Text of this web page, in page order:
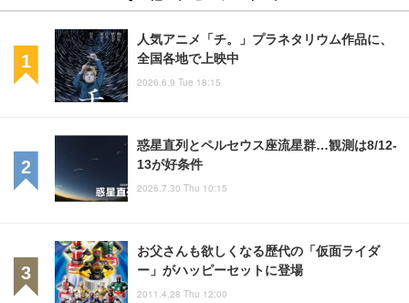
人気アニメ「チ。」プラネタリウム作品に、
全国各地で上映中
2026.6.9 Tue 18:15
惑星直列とペルセウス座流星群…観測は8/12-
13が好条件
2026.7.30 Thu 10:15
お父さんも欲しくなる歴代の「仮面ライダ
ー」がハッピーセットに登場
2011.4.28 Thu 12:00